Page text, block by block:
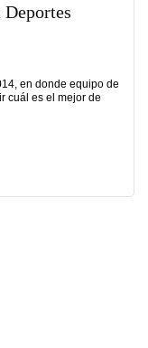
en donde equipo de
cuál es el mejor de